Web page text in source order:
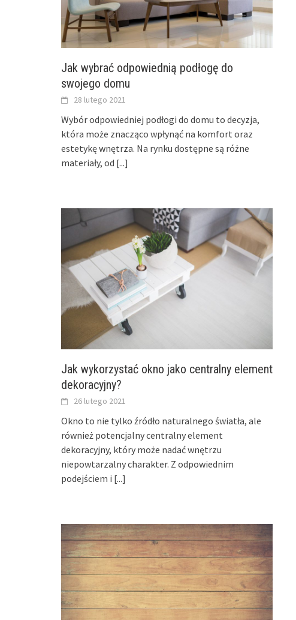
Jak wybrać odpowiednią podłogę do
swojego domu
28 lutego 2021
Wybór odpowiedniej podłogi do domu to decyzja,
która może znacząco wpłynąć na komfort oraz
estetykę wnętrza. Na rynku dostępne są różne
materiały, od [...]
Jak wykorzystać okno jako centralny element
dekoracyjny?
26 lutego 2021
Okno to nie tylko źródło naturalnego światła, ale
również potencjalny centralny element
dekoracyjny, który może nadać wnętrzu
niepowtarzalny charakter. Z odpowiednim
podejściem i [...]